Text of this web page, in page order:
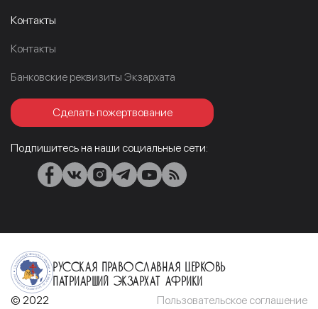
Контакты
Контакты
Банковские реквизиты Экзархата
Сделать пожертвование
Подпишитесь на наши социальные сети:
Русская Православная Церковь
Патриарший Экзархат Африки
© 2022 Пользовательское соглашение